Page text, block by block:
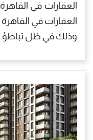
العقارات في
العقارات في القاهرة
وذلك في ظل تباطؤ